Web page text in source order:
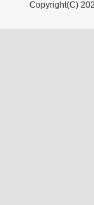
Copyright(C)